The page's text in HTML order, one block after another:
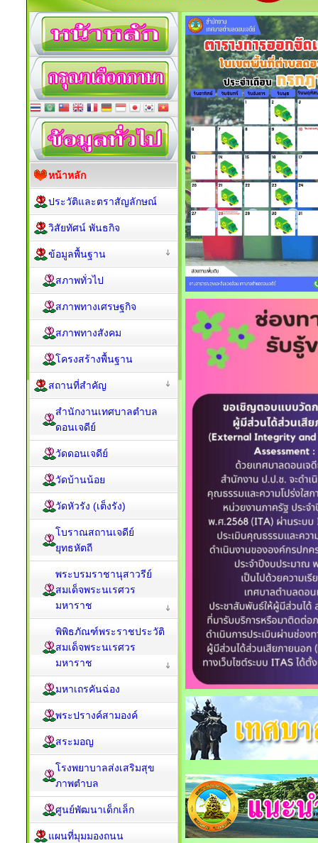
หน้าหลัก
ประวัติและตราสัญลักษณ์
วิสัยทัศน์ พันธกิจ
ข้อมูลพื้นฐาน
สภาพทั่วไป
สภาพทางเศรษฐกิจ
สภาพทางสังคม
โครงสร้างพื้นฐาน
สถานที่สำคัญ
สำนักงานเทศบาลตำบล
ดอนเจดีย์
วัดดอนเจดีย์
วัดบ้านน้อย
วัดหัวรัง (เต็งรัง)
โบราณสถานเจดีย์
ยุทธหัตถี
พระบรมราชานุสาวรีย์
สมเด็จพระนเรศวร
มหาราช
พิพิธภัณฑ์พระราชประวัติ
สมเด็จพระนเรศวร
มหาราช
มหาเถรคันฉ่อง
พระปรางค์สามองค์
สระมอญ
โรงพยาบาลส่งเสริมสุข
ภาพตำบล
ศูนย์พัฒนาเด็กเล็ก
แผนที่มุมมองถนน